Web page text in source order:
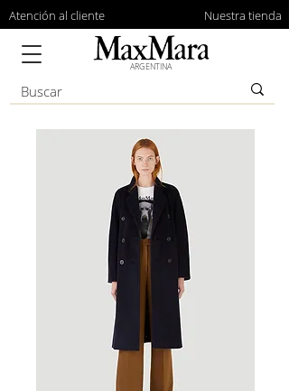
Atención al cliente Nuestra tienda
ARGENTINA